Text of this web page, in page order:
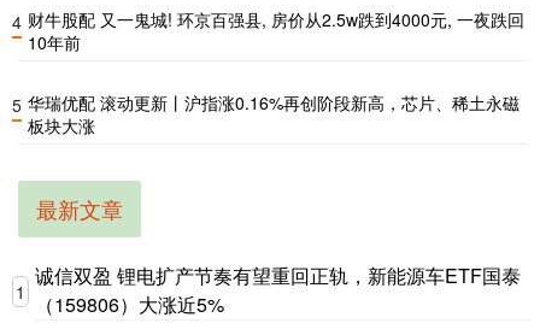
4 财牛股配 又一鬼城! 环京百强县, 房价从2.5w跌到4000元, 一夜跌回
10年前
5 华瑞优配 滚动更新丨沪指涨0.16%再创阶段新高，芯片、稀土永磁
板块大涨
最新文章
1
诚信双盈 锂电扩产节奏有望重回正轨，新能源车ETF国泰
（159806）大涨近5%